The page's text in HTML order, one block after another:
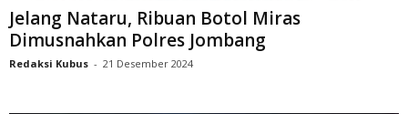
Jelang Nataru, Ribuan Botol Miras
Dimusnahkan Polres Jombang
Redaksi Kubus - 21 Desember 2024